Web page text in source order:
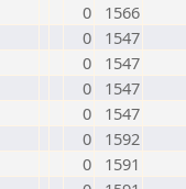
0
1566
0
1547
0
1547
0
1547
0
1547
0
1592
0
1591